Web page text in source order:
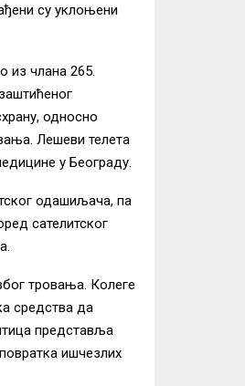
су уклоњени
из члана 265.
односно
Лешеви телета
у Београду.
одашиљача, па
сателитског
тровања. Колеге
средства да
представља
ишчезлих